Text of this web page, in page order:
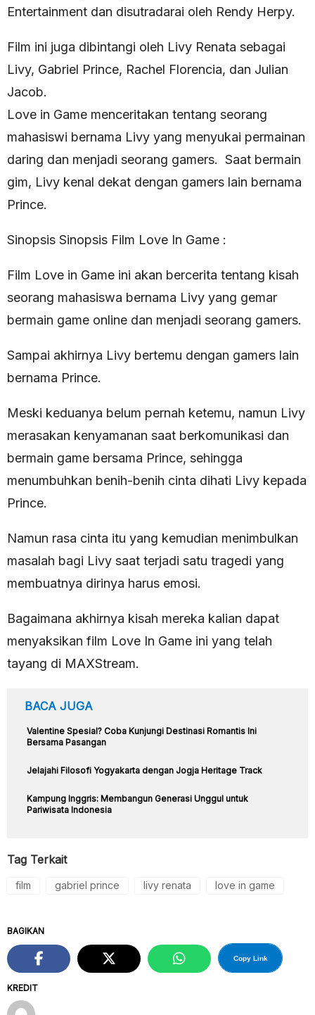
Entertainment dan disutradarai oleh Rendy Herpy.
Film ini juga dibintangi oleh Livy Renata sebagai
Livy, Gabriel Prince, Rachel Florencia, dan Julian
Jacob.
Love in Game menceritakan tentang seorang
mahasiswi bernama Livy yang menyukai permainan
daring dan menjadi seorang gamers. Saat bermain
gim, Livy kenal dekat dengan gamers lain bernama
Prince.
Sinopsis Sinopsis Film Love In Game :
Film Love in Game ini akan bercerita tentang kisah
seorang mahasiswa bernama Livy yang gemar
bermain game online dan menjadi seorang gamers.
Sampai akhirnya Livy bertemu dengan gamers lain
bernama Prince.
Meski keduanya belum pernah ketemu, namun Livy
merasakan kenyamanan saat berkomunikasi dan
bermain game bersama Prince, sehingga
menumbuhkan benih-benih cinta dihati Livy kepada
Prince.
Namun rasa cinta itu yang kemudian menimbulkan
masalah bagi Livy saat terjadi satu tragedi yang
membuatnya dirinya harus emosi.
Bagaimana akhirnya kisah mereka kalian dapat
menyaksikan film Love In Game ini yang telah
tayang di MAXStream.
BACA JUGA
Valentine Spesial? Coba Kunjungi Destinasi Romantis Ini
Bersama Pasangan
Jelajahi Filosofi Yogyakarta dengan Jogja Heritage Track
Kampung Inggris: Membangun Generasi Unggul untuk
Pariwisata Indonesia
Tag Terkait
film gabriel prince livy renata love in game
KREDIT
BAGIKAN
Copy Link